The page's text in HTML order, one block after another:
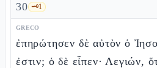
30 🗝️1
GRECO
ἐπηρώτησεν δὲ αὐτὸν ὁ
ἐστιν; ὁ δὲ εἶπεν· Λεγιών,